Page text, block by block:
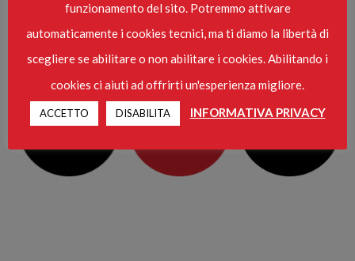
funzionamento del sito. Potremmo attivare
automaticamente i cookies tecnici, ma ti diamo la libertà di
scegliere se abilitare o non abilitare i cookies. Abilitando i
cookies ci aiuti ad offrirti un'esperienza migliore.
ACCETTO DISABILITA INFORMATIVA PRIVACY